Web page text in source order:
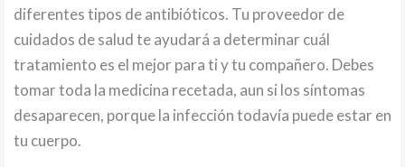
diferentes tipos de antibióticos. Tu proveedor de
cuidados de salud te ayudará a determinar cuál
tratamiento es el mejor para ti y tu compañero. Debes
tomar toda la medicina recetada, aun si los síntomas
desaparecen, porque la infección todavía puede estar en
tu cuerpo.